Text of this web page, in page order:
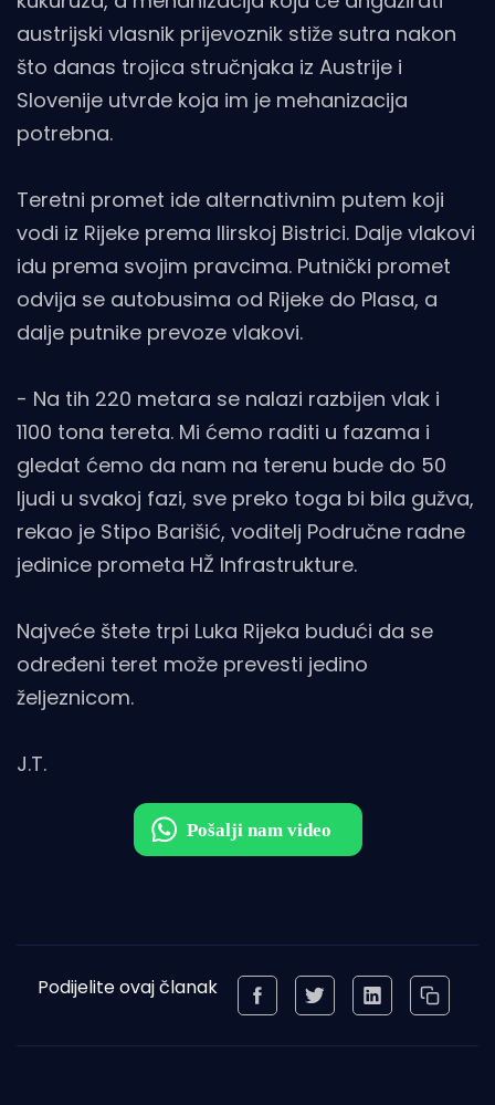
austrijski vlasnik prijevoznik stiže sutra nakon
što danas trojica stručnjaka iz Austrije i
Slovenije utvrde koja im je mehanizacija
potrebna.
Teretni promet ide alternativnim putem koji
vodi iz Rijeke prema Ilirskoj Bistrici. Dalje vlakovi
idu prema svojim pravcima. Putnički promet
odvija se autobusima od Rijeke do Plasa, a
dalje putnike prevoze vlakovi.
- Na tih 220 metara se nalazi razbijen vlak i
1100 tona tereta. Mi ćemo raditi u fazama i
gledat ćemo da nam na terenu bude do 50
ljudi u svakoj fazi, sve preko toga bi bila gužva,
rekao je Stipo Barišić, voditelj Područne radne
jedinice prometa HŽ Infrastrukture.
Najveće štete trpi Luka Rijeka budući da se
određeni teret može prevesti jedino
željeznicom.
J.T.
Podijelite ovaj članak